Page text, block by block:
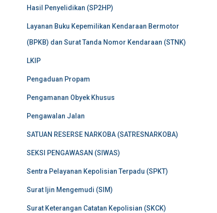
Hasil Penyelidikan (SP2HP)
Layanan Buku Kepemilikan Kendaraan Bermotor
(BPKB) dan Surat Tanda Nomor Kendaraan (STNK)
LKIP
Pengaduan Propam
Pengamanan Obyek Khusus
Pengawalan Jalan
SATUAN RESERSE NARKOBA (SATRESNARKOBA)
SEKSI PENGAWASAN (SIWAS)
Sentra Pelayanan Kepolisian Terpadu (SPKT)
Surat Ijin Mengemudi (SIM)
Surat Keterangan Catatan Kepolisian (SKCK)